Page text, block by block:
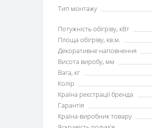
Тип монтажу
Потужність обігріву, кВт
Площа обігріву, кв.м.
Декоративне наповнення
Висота виробу, мм
Вага, кг
Колір
Країна реєстрації бренда
Гарантія
Країна-виробник товару